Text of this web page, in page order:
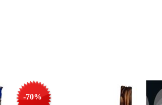
-70%